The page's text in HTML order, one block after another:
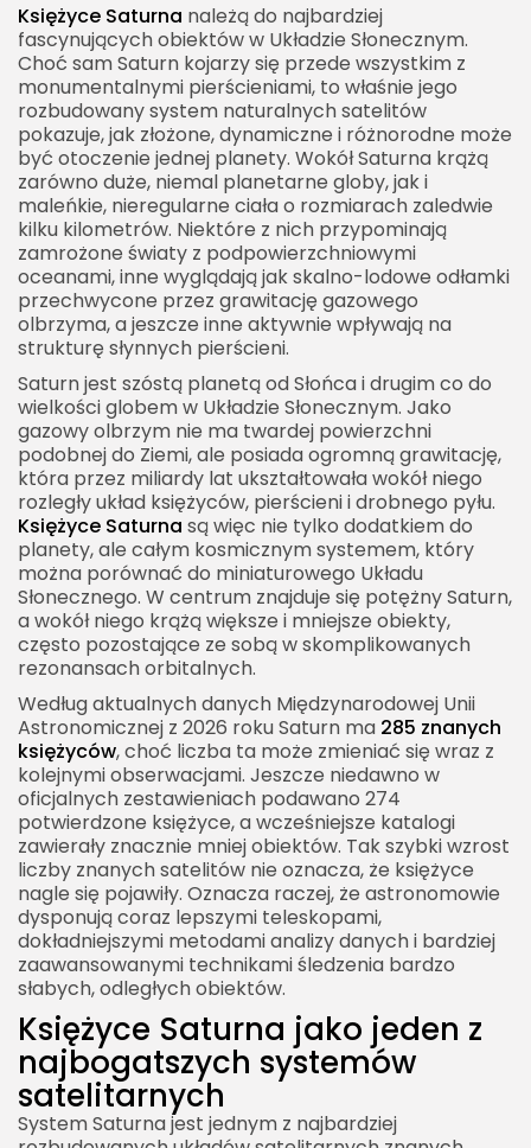
Księżyce Saturna należą do najbardziej
fascynujących obiektów w Układzie Słonecznym.
Choć sam Saturn kojarzy się przede wszystkim z
monumentalnymi pierścieniami, to właśnie jego
rozbudowany system naturalnych satelitów
pokazuje, jak złożone, dynamiczne i różnorodne może
być otoczenie jednej planety. Wokół Saturna krążą
zarówno duże, niemal planetarne globy, jak i
maleńkie, nieregularne ciała o rozmiarach zaledwie
kilku kilometrów. Niektóre z nich przypominają
zamrożone światy z podpowierzchniowymi
oceanami, inne wyglądają jak skalno-lodowe odłamki
przechwycone przez grawitację gazowego
olbrzyma, a jeszcze inne aktywnie wpływają na
strukturę słynnych pierścieni.
Saturn jest szóstą planetą od Słońca i drugim co do
wielkości globem w Układzie Słonecznym. Jako
gazowy olbrzym nie ma twardej powierzchni
podobnej do Ziemi, ale posiada ogromną grawitację,
która przez miliardy lat ukształtowała wokół niego
rozległy układ księżyców, pierścieni i drobnego pyłu.
Księżyce Saturna są więc nie tylko dodatkiem do
planety, ale całym kosmicznym systemem, który
można porównać do miniaturowego Układu
Słonecznego. W centrum znajduje się potężny Saturn,
a wokół niego krążą większe i mniejsze obiekty,
często pozostające ze sobą w skomplikowanych
rezonansach orbitalnych.
Według aktualnych danych Międzynarodowej Unii
Astronomicznej z 2026 roku Saturn ma 285 znanych
księżyców, choć liczba ta może zmieniać się wraz z
kolejnymi obserwacjami. Jeszcze niedawno w
oficjalnych zestawieniach podawano 274
potwierdzone księżyce, a wcześniejsze katalogi
zawierały znacznie mniej obiektów. Tak szybki wzrost
liczby znanych satelitów nie oznacza, że księżyce
nagle się pojawiły. Oznacza raczej, że astronomowie
dysponują coraz lepszymi teleskopami,
dokładniejszymi metodami analizy danych i bardziej
zaawansowanymi technikami śledzenia bardzo
słabych, odległych obiektów.
Księżyce Saturna jako jeden z
najbogatszych systemów
satelitarnych
System Saturna jest jednym z najbardziej
Najważniejsze grupy księżyców Saturna
Rezonanse orbitalne w systemie Saturna
Jak odkrywano księżyce Saturna
Dlaczego liczba księżyców Saturna się zmienia
Księżyce Saturna a pierścienie planety
Powierzchnie księżyców Saturna
Z czego zbudowane są księżyce Saturna
Księżyce Saturna w badaniach
astrobiologicznych
Misja Cassini i jej znaczenie dla poznania
księżyców Saturna
Przyszłe badania księżyców Saturna
Księżyce Saturna w kulturze i wyobraźni
Najbardziej znane księżyce Saturna
Hyperion, Febe i inne nietypowe księżyce
Księżyce Saturna jako zapis historii Układu
Słonecznego
Obserwacja księżyców Saturna z Ziemi
Czym księżyce Saturna różnią się od księżyców
Jowisza
Nazwy księżyców Saturna
Największe tajemnice księżyców Saturna
Znaczenie księżyców Saturna dla przyszłości
eksploracji kosmosu
Księżyce Saturna jako jeden z najciekawszych
tematów astronomii